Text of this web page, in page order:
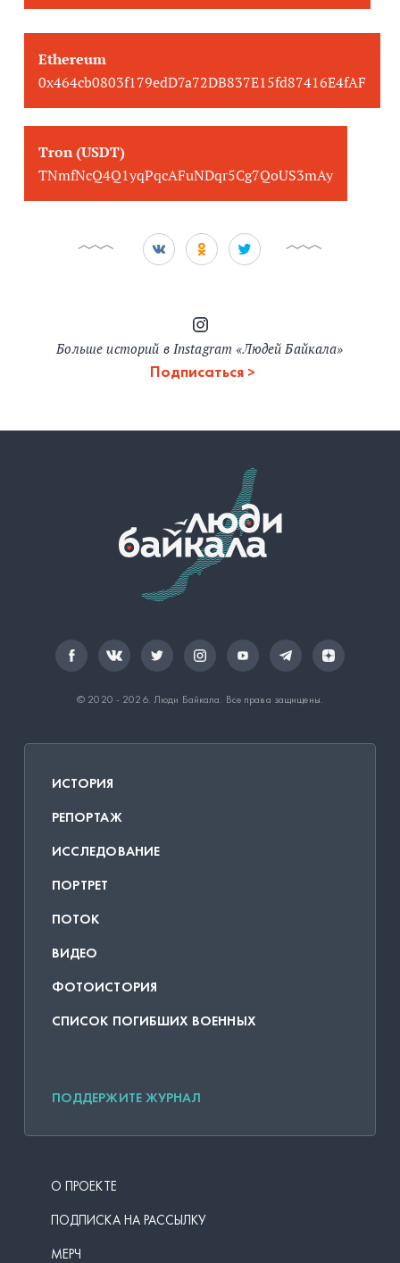
Ethereum
0x464cb0803f179edD7a72DB837E15fd87416E4fAF
Tron (USDT)
TNmfNcQ4Q1yqPqcAFuNDqr5Cg7QoUS3mAy
Больше историй в Instagram «Людей Байкала»
Подписаться
© 2020 - 2026. Люди Байкала . Все права защищены.
ИСТОРИЯ
РЕПОРТАЖ
ИССЛЕДОВАНИЕ
ПОРТРЕТ
ПОТОК
ВИДЕО
ФОТОИСТОРИЯ
СПИСОК ПОГИБШИХ ВОЕННЫХ
ПОДДЕРЖИТЕ ЖУРНАЛ
О ПРОЕКТЕ
ПОДПИСКА НА РАССЫЛКУ
МЕРЧ